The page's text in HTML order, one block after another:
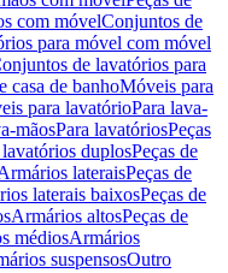
com móvelConjuntos de
para móvel com móvel
de lavatórios para
casa de banhoMóveis para
para lavatórioPara lava-
mãosPara lavatóriosPeças
lavatórios duplosPeças de
lateraisPeças de
laterais baixosPeças de
Armários altosPeças de
médiosArmários
suspensosOutro